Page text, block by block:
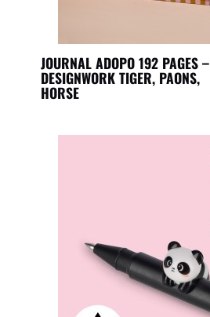
JOURNAL ADOPO 192 PAGES –
DESIGNWORK TIGER, PAONS,
HORSE